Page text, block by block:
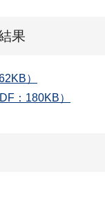
果
）
：180KB）